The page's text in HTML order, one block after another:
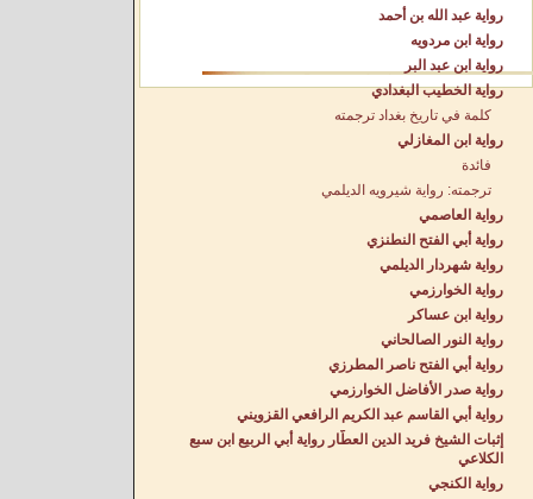
رواية عبد الله بن أحمد
رواية ابن مردويه
رواية ابن عبد البر
رواية الخطيب البغدادي
كلمة في تاريخ بغداد ترجمته
رواية ابن المغازلي
فائدة
ترجمته: رواية شيرويه الديلمي
رواية العاصمي
رواية أبي الفتح النطنزي
رواية شهردار الديلمي
رواية الخوارزمي
رواية ابن عساكر
رواية النور الصالحاني
رواية أبي الفتح ناصر المطرزي
رواية صدر الأفاضل الخوارزمي
رواية أبي القاسم عبد الكريم الرافعي القزويني
إثبات الشيخ فريد الدين العطّار رواية أبي الربيع ابن سبع
الكلاعي
رواية الكنجي